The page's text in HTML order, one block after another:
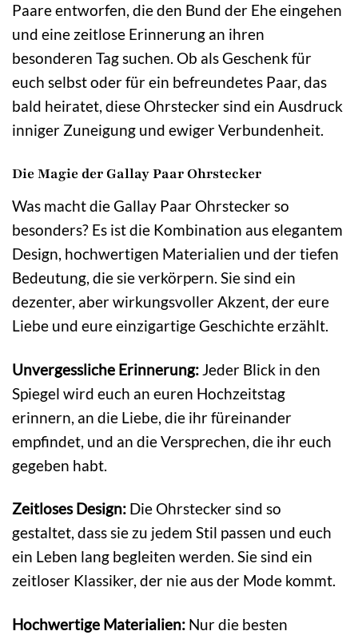
Paare entworfen, die den Bund der Ehe eingehen
und eine zeitlose Erinnerung an ihren
besonderen Tag suchen. Ob als Geschenk für
euch selbst oder für ein befreundetes Paar, das
bald heiratet, diese Ohrstecker sind ein Ausdruck
inniger Zuneigung und ewiger Verbundenheit.
Die Magie der Gallay Paar Ohrstecker
Was macht die Gallay Paar Ohrstecker so
besonders? Es ist die Kombination aus elegantem
Design, hochwertigen Materialien und der tiefen
Bedeutung, die sie verkörpern. Sie sind ein
dezenter, aber wirkungsvoller Akzent, der eure
Liebe und eure einzigartige Geschichte erzählt.
Unvergessliche Erinnerung: Jeder Blick in den
Spiegel wird euch an euren Hochzeitstag
erinnern, an die Liebe, die ihr füreinander
empfindet, und an die Versprechen, die ihr euch
gegeben habt.
Zeitloses Design: Die Ohrstecker sind so
gestaltet, dass sie zu jedem Stil passen und euch
ein Leben lang begleiten werden. Sie sind ein
zeitloser Klassiker, der nie aus der Mode kommt.
Hochwertige Materialien: Nur die besten